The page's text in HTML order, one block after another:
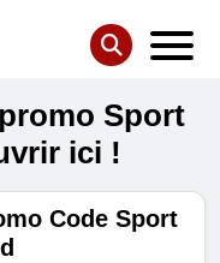
Sport
ici !
Code Sport